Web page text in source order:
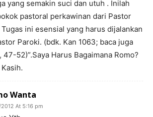
yang semakin suci dan utuh . Inilah
pastoral perkawinan dari Pastor
ini esensial yang harus dijalankan
Paroki. (bdk. Kan 1063; baca juga
47-52)”.Saya Harus Bagaimana Romo?
Wanta
2012 At 5:16 pm